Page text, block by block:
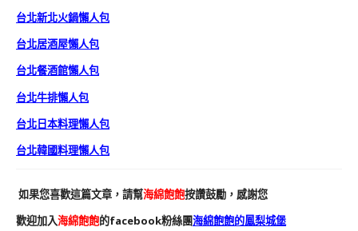
台北新北火鍋懶人包
台北居酒屋懶人包
台北餐酒館懶人包
台北牛排懶人包
台北日本料理懶人包
台北韓國料理懶人包
如果您喜歡這篇文章，請幫海綿飽飽按讚鼓勵，感謝您
歡迎加入海綿飽飽的facebook粉絲團海綿飽飽的鳳梨城堡